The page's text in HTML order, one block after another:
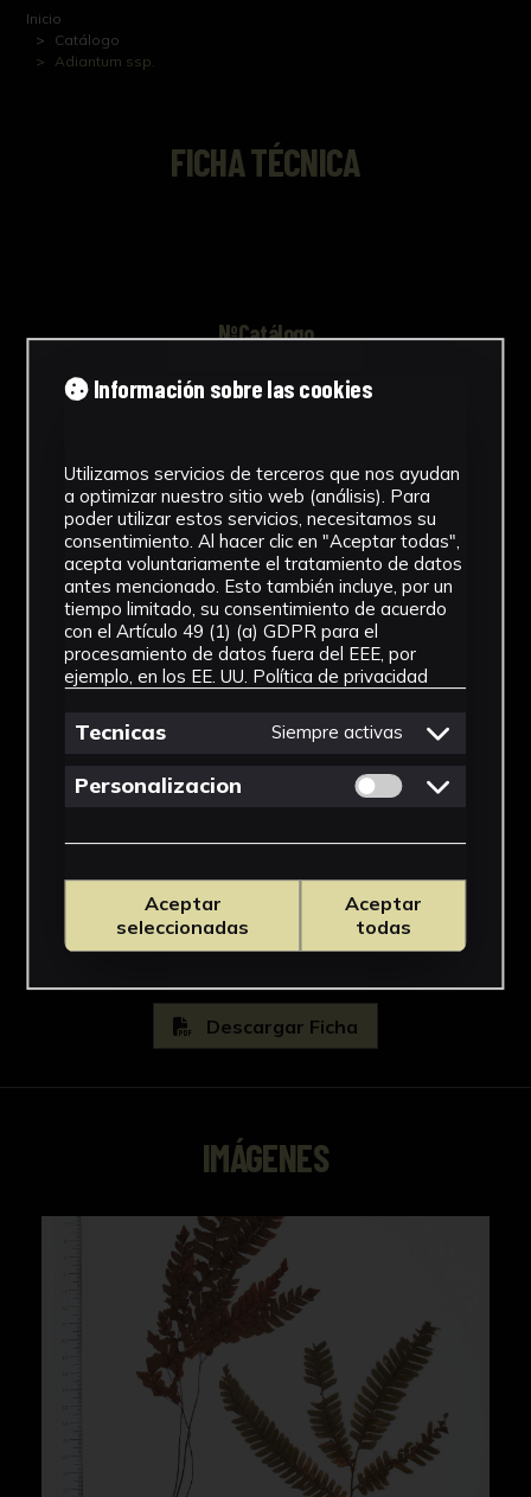
Inicio
Catálogo
Adiantum ssp.
FICHA TÉCNICA
NºCatálogo
FHEB-03702
Muestra Botánica
Cronología
SF
Fondo
Fondo Herbario
Descargar Ficha
IMÁGENES
Información sobre las cookies
Utilizamos servicios de terceros que nos ayudan
a optimizar nuestro sitio web (análisis). Para
poder utilizar estos servicios, necesitamos su
consentimiento. Al hacer clic en "Aceptar todas",
acepta voluntariamente el tratamiento de datos
antes mencionado. Esto también incluye, por un
tiempo limitado, su consentimiento de acuerdo
con el Artículo 49 (1) (a) GDPR para el
procesamiento de datos fuera del EEE, por
ejemplo, en los EE. UU. Política de privacidad
Tecnicas Siempre activas
Personalizacion Permitir cookies
Aceptar
seleccionadas
Aceptar
todas